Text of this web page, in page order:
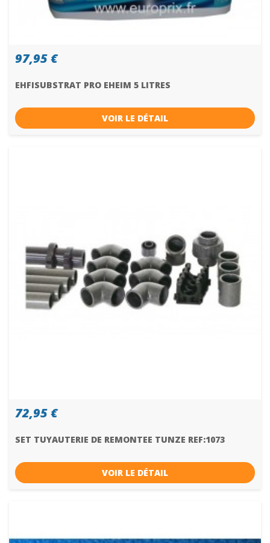
97,95 €
EHFISUBSTRAT PRO EHEIM 5 LITRES
VOIR LE DÉTAIL
72,95 €
SET TUYAUTERIE DE REMONTEE TUNZE REF:1073
VOIR LE DÉTAIL